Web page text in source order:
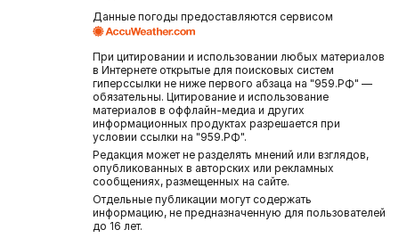
Данные погоды предоставляются сервисом
При цитировании и использовании любых материалов
в Интернете открытые для поисковых систем
гиперссылки не ниже первого абзаца на "959.РФ" —
обязательны. Цитирование и использование
материалов в оффлайн-медиа и других
информационных продуктах разрешается при
условии ссылки на "959.РФ".
Редакция может не разделять мнений или взглядов,
опубликованных в авторских или рекламных
сообщениях, размещенных на сайте.
Отдельные публикации могут содержать
информацию, не предназначенную для пользователей
до 16 лет.